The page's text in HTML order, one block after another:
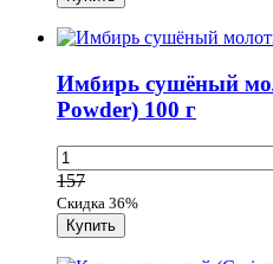
Имбирь сушёный
Powder) 100 г
157
Скидка 36%